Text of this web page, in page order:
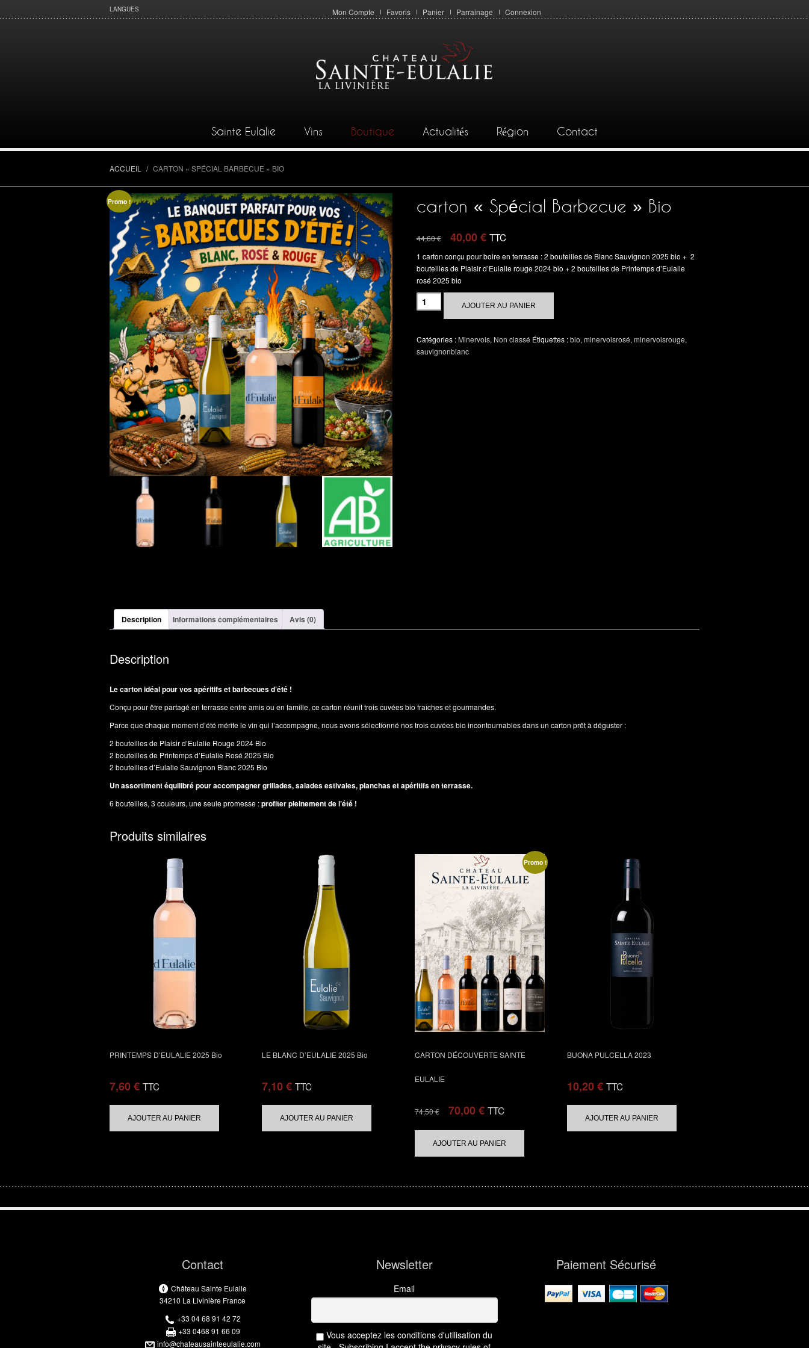
LANGUES Mon Compte Favoris Panier Parrainage Connexion
Sainte Eulalie Vins Boutique Actualités Région Contact
ACCUEIL / CARTON « SPÉCIAL BARBECUE » BIO
Promo ! carton « Spécial Barbecue » Bio
44,60€ 40,00€ TTC
1 carton conçu pour boire en terrasse : 2 bouteilles de Blanc Sauvignon 2025 bio + 2
bouteilles de Plaisir d’Eulalie rouge 2024 bio + 2 bouteilles de Printemps d’Eulalie
rosé 2025 bio
AJOUTER AU PANIER
Catégories : Minervois, Non classé Étiquettes :bio, minervoisrosé, minervoisrouge,
sauvignonblanc
Description Informations complémentaires Avis (0)
Description
Le carton idéal pour vos apéritifs et barbecues d’été !
Conçu pour être partagé en terrasse entre amis ou en famille, ce carton réunit trois cuvées bio fraîches et gourmandes.
Parce que chaque moment d’été mérite le vin qui l’accompagne, nous avons sélectionné nos trois cuvées bio incontournables dans un carton prêt à déguster :
2 bouteilles de Plaisir d’Eulalie Rouge 2024 Bio
2 bouteilles de Printemps d’Eulalie Rosé 2025 Bio
2 bouteilles d’Eulalie Sauvignon Blanc 2025 Bio
Un assortiment équilibré pour accompagner grillades, salades estivales, planchas et apéritifs en terrasse.
6 bouteilles, 3 couleurs, une seule promesse :profiter pleinement de l’été !
Produits similaires
PRINTEMPS D’EULALIE 2025 Bio
7,60€ TTC
AJOUTER AU PANIER
LE BLANC D’EULALIE 2025 Bio
7,10€ TTC
AJOUTER AU PANIER
Promo !
CARTON DÉCOUVERTE SAINTE
EULALIE
74,50€ 70,00€ TTC
AJOUTER AU PANIER
BUONA PULCELLA 2023
10,20€ TTC
AJOUTER AU PANIER
Contact
Château Sainte Eulalie
34210 La Livinière France
+33 04 68 91 42 72
+33 0468 91 66 09
info@chateausainteeulalie.com
Newsletter
Email
Vous acceptez les conditions d'utilisation du
Paiement Sécurisé